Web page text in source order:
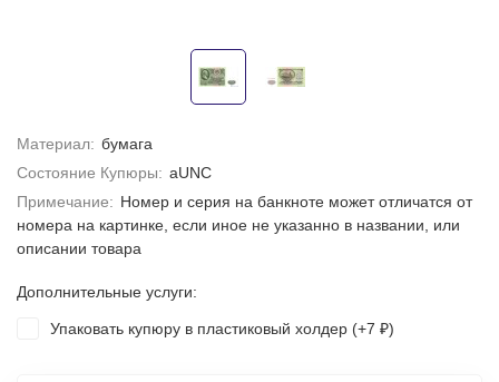
Материал: бумага
Состояние Купюры: aUNC
Примечание: Номер и серия на банкноте может отличатся от
номера на картинке, если иное не указанно в названии, или
описании товара
Дополнительные услуги:
Упаковать купюру в пластиковый холдер (+7 ₽)